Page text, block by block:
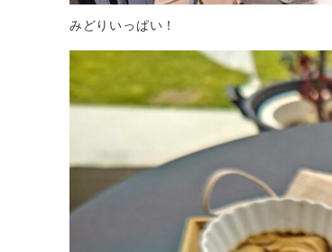
みどりいっぱい！